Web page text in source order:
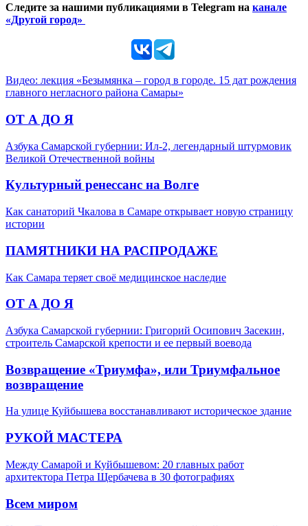
Следите за нашими публикациями в Telegram на канале
«Другой город»
Видео: лекция «Безымянка – город в городе. 15 дат рождения
главного негласного района Самары»
ОТ А ДО Я
Азбука Самарской губернии: Ил-2, легендарный штурмовик
Великой Отечественной войны
Культурный ренессанс на Волге
Как санаторий Чкалова в Самаре открывает новую страницу
истории
ПАМЯТНИКИ НА РАСПРОДАЖЕ
Как Самара теряет своё медицинское наследие
ОТ А ДО Я
Азбука Самарской губернии: Григорий Осипович Засекин,
строитель Самарской крепости и ее первый воевода
Возвращение «Триумфа», или Триумфальное
возвращение
На улице Куйбышева восстанавливают историческое здание
РУКОЙ МАСТЕРА
Между Самарой и Куйбышевом: 20 главных работ
архитектора Петра Щербачева в 30 фотографиях
Всем миром